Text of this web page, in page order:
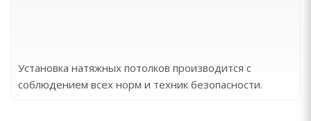
Установка натяжных потолков производится с
соблюдением всех норм и техник безопасности.